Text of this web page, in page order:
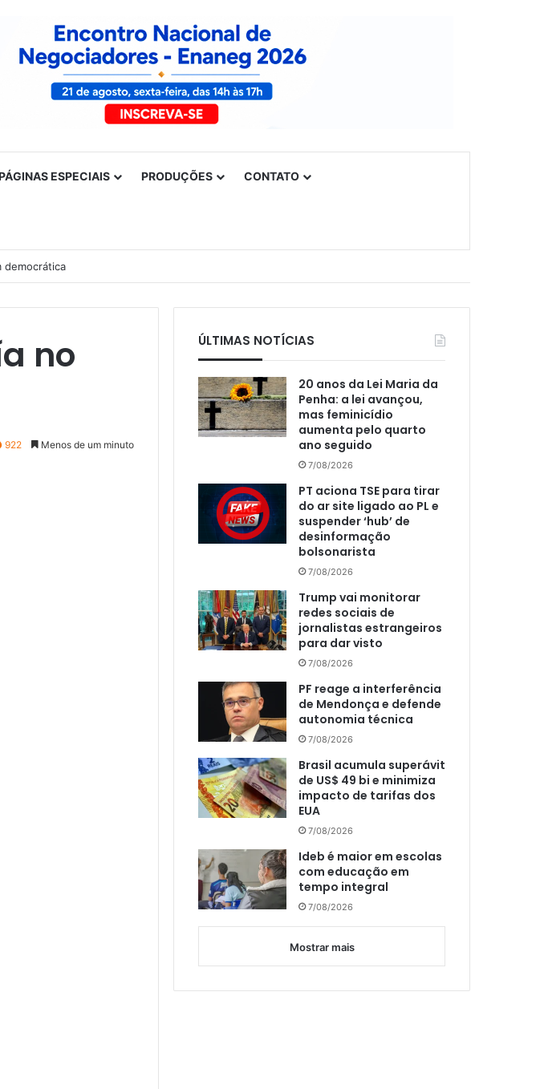
ESPECIAIS PRODUÇÕES CONTATO
democrática
no
922 Menos de um minuto
ÚLTIMAS NOTÍCIAS
20 anos da Lei Maria da
Penha: a lei avançou,
mas feminicídio
aumenta pelo quarto
ano seguido
7/08/2026
PT aciona TSE para tirar
do ar site ligado ao PL e
suspender ‘hub’ de
desinformação
bolsonarista
7/08/2026
Trump vai monitorar
redes sociais de
jornalistas estrangeiros
para dar visto
7/08/2026
PF reage a interferência
de Mendonça e defende
autonomia técnica
7/08/2026
Brasil acumula superávit
de US$ 49 bi e minimiza
impacto de tarifas dos
EUA
7/08/2026
Ideb é maior em escolas
com educação em
tempo integral
7/08/2026
Mostrar mais